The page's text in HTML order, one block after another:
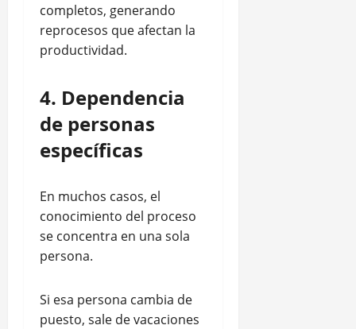
completos, generando
reprocesos que afectan la
productividad.
4. Dependencia
de personas
específicas
En muchos casos, el
conocimiento del proceso
se concentra en una sola
persona.
Si esa persona cambia de
puesto, sale de vacaciones